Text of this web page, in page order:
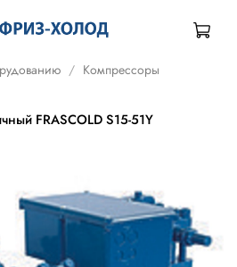
Компрессоры
FRASCOLD S15-51Y